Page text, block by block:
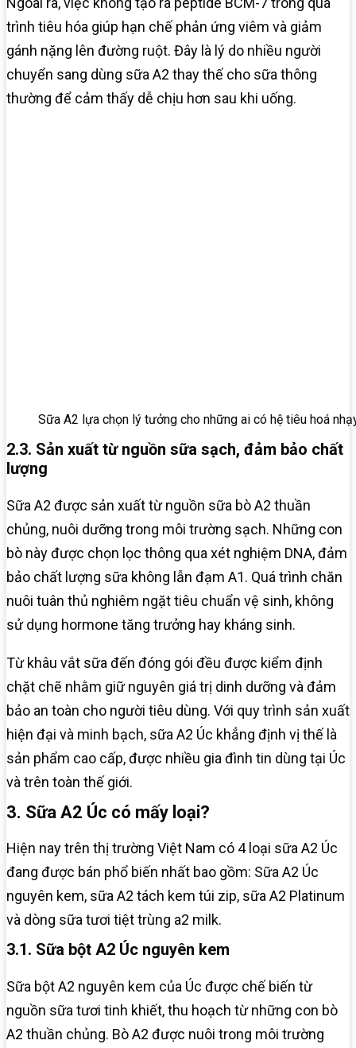
trình tiêu hóa giúp hạn chế phản ứng viêm và giảm
gánh nặng lên đường ruột. Đây là lý do nhiều người
chuyển sang dùng sữa A2 thay thế cho sữa thông
thường để cảm thấy dễ chịu hơn sau khi uống.
Sữa A2 lựa chọn lý tưởng cho những ai có hệ tiêu hoá
2.3. Sản xuất từ nguồn sữa sạch, đảm bảo chất
lượng
Sữa A2 được sản xuất từ nguồn sữa bò A2 thuần
chủng, nuôi dưỡng trong môi trường sạch. Những con
bò này được chọn lọc thông qua xét nghiệm DNA, đảm
bảo chất lượng sữa không lẫn đạm A1. Quá trình chăn
nuôi tuân thủ nghiêm ngặt tiêu chuẩn vệ sinh, không
sử dụng hormone tăng trưởng hay kháng sinh.
Từ khâu vắt sữa đến đóng gói đều được kiểm định
chặt chẽ nhằm giữ nguyên giá trị dinh dưỡng và đảm
bảo an toàn cho người tiêu dùng. Với quy trình sản xuất
hiện đại và minh bạch, sữa A2 Úc khẳng định vị thế là
sản phẩm cao cấp, được nhiều gia đình tin dùng tại Úc
và trên toàn thế giới.
3. Sữa A2 Úc có mấy loại?
Hiện nay trên thị trường Việt Nam có 4 loại sữa A2 Úc
đang được bán phổ biến nhất bao gồm: Sữa A2 Úc
nguyên kem, sữa A2 tách kem túi zip, sữa A2 Platinum
và dòng sữa tươi tiệt trùng a2 milk.
3.1. Sữa bột A2 Úc nguyên kem
Sữa bột A2 nguyên kem của Úc được chế biến từ
nguồn sữa tươi tinh khiết, thu hoạch từ những con bò
A2 thuần chủng. Bò A2 được nuôi trong môi trường